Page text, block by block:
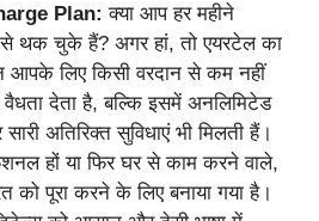
Plan:क्या आप हर महीने
से थक चुके हैं? अगर हां, तो एयरटेल का
आपके लिए किसी वरदान से कम नहीं
वैधता देता है, बल्कि इसमें अनलिमिटेड
अतिरिक्त सुविधाएं भी मिलती हैं।
हों या फिर घर से काम करने वाले,
को पूरा करने के लिए बनाया गया है।